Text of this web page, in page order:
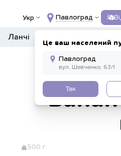
Укр Павлоград
Це ваш населений
Так
Ланчі
500 г